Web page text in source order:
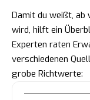
Damit du weißt, ab
wird, hilft ein
Experten raten
verschiedenen
grobe Richtwerte: